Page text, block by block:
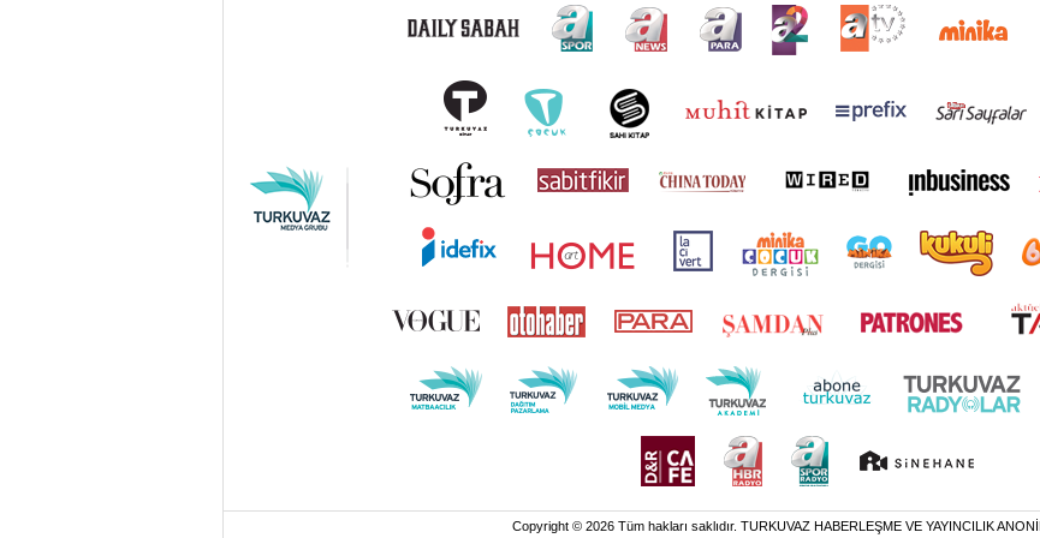
mevzuata uygun olarak kullanılan çerezlerle ilgili bilgi almak için lütfentıklayınız.
Copyright © 2026 Tüm hakları saklıdır. TURKUVAZ HABERLEŞME VE YAYINCILIK